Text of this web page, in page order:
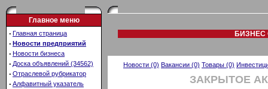
Главное меню
· Главная страница
· Новости предприятий
· Новости бизнеса
· Доска объявлений (34562)
· Отраслевой рубрикатор
· Алфавитный указатель
БИЗНЕС
Новости (0) Вакансии (0) Товары (0)
ЗАКРЫТОЕ